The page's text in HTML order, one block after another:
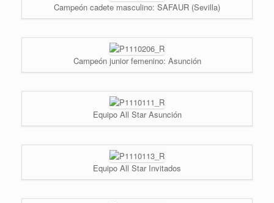
Campeón cadete masculino: SAFAUR (Sevilla)
Campeón junior femenino: Asunción
Equipo All Star Asunción
Equipo All Star Invitados